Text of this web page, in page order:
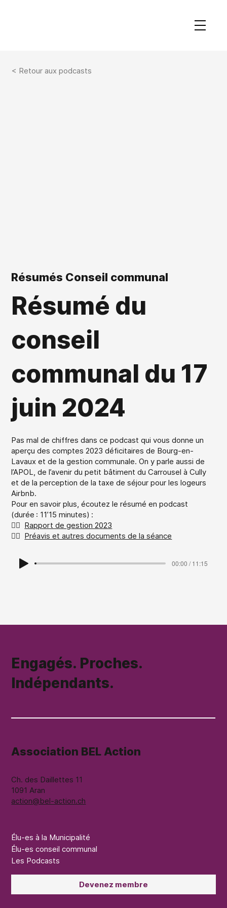
< Retour aux podcasts
Résumés Conseil communal
Résumé du
conseil
communal du 17
juin 2024
Pas mal de chiffres dans ce podcast qui vous donne un
aperçu des comptes 2023 déficitaires de Bourg-en-
Lavaux et de la gestion communale. On y parle aussi de
l’APOL, de l’avenir du petit bâtiment du Carrousel à Cully
et de la perception de la taxe de séjour pour les logeurs
Airbnb.
Pour en savoir plus, écoutez le résumé en podcast
(durée : 11’15 minutes) :
👉🏻 Rapport de gestion 2023
👉🏻 Préavis et autres documents de la séance
00:00 / 11:15
Élu-es à la Municipalité
Élu-es conseil communal
Les Podcasts
Devenez membre
Association BEL Action
Ch. des Daillettes 11
1091 Aran
action@bel-action.ch
Engagés. Proches.
Indépendants.